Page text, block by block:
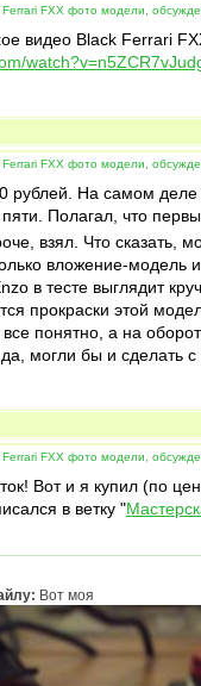
FXX фото модели,
видео Black Ferrari
FXX фото модели,
рублей. На самом деле
Полагал, что
взял. Что сказать,
вложение-модель
в тесте выглядит
прокраски этой
понятно, а на
могли бы и сделать
FXX фото модели,
Вот и я купил (по
в ветку "
Вот моя